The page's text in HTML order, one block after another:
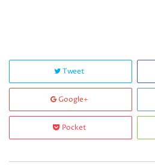
Tweet
Google+
Pocket